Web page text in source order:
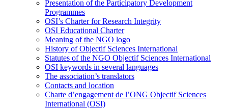
Presentation of the Participatory Development
Programmes
OSI’s Charter for Research Integrity
OSI Educational Charter
Meaning of the NGO logo
History of Objectif Sciences International
Statutes of the NGO Objectif Sciences International
OSI keywords in several languages
The association’s translators
Contacts and location
Charte d’engagement de l’ONG Objectif Sciences
International (OSI)